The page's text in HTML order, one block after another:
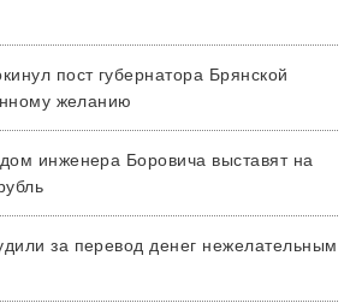
пост губернатора Брянской
желанию
инженера Боровича выставят на
за перевод денег нежелательным